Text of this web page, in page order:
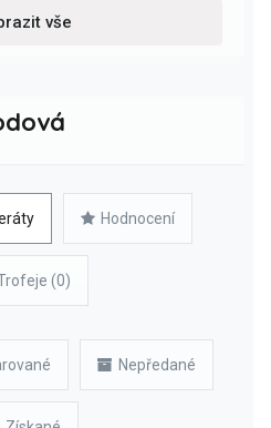
vše
Hodnocení
(0)
Nepředané